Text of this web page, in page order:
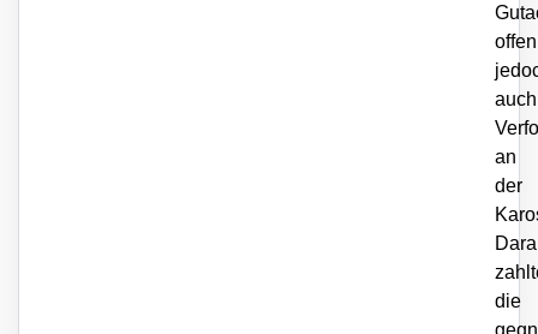
auch
an
der
die